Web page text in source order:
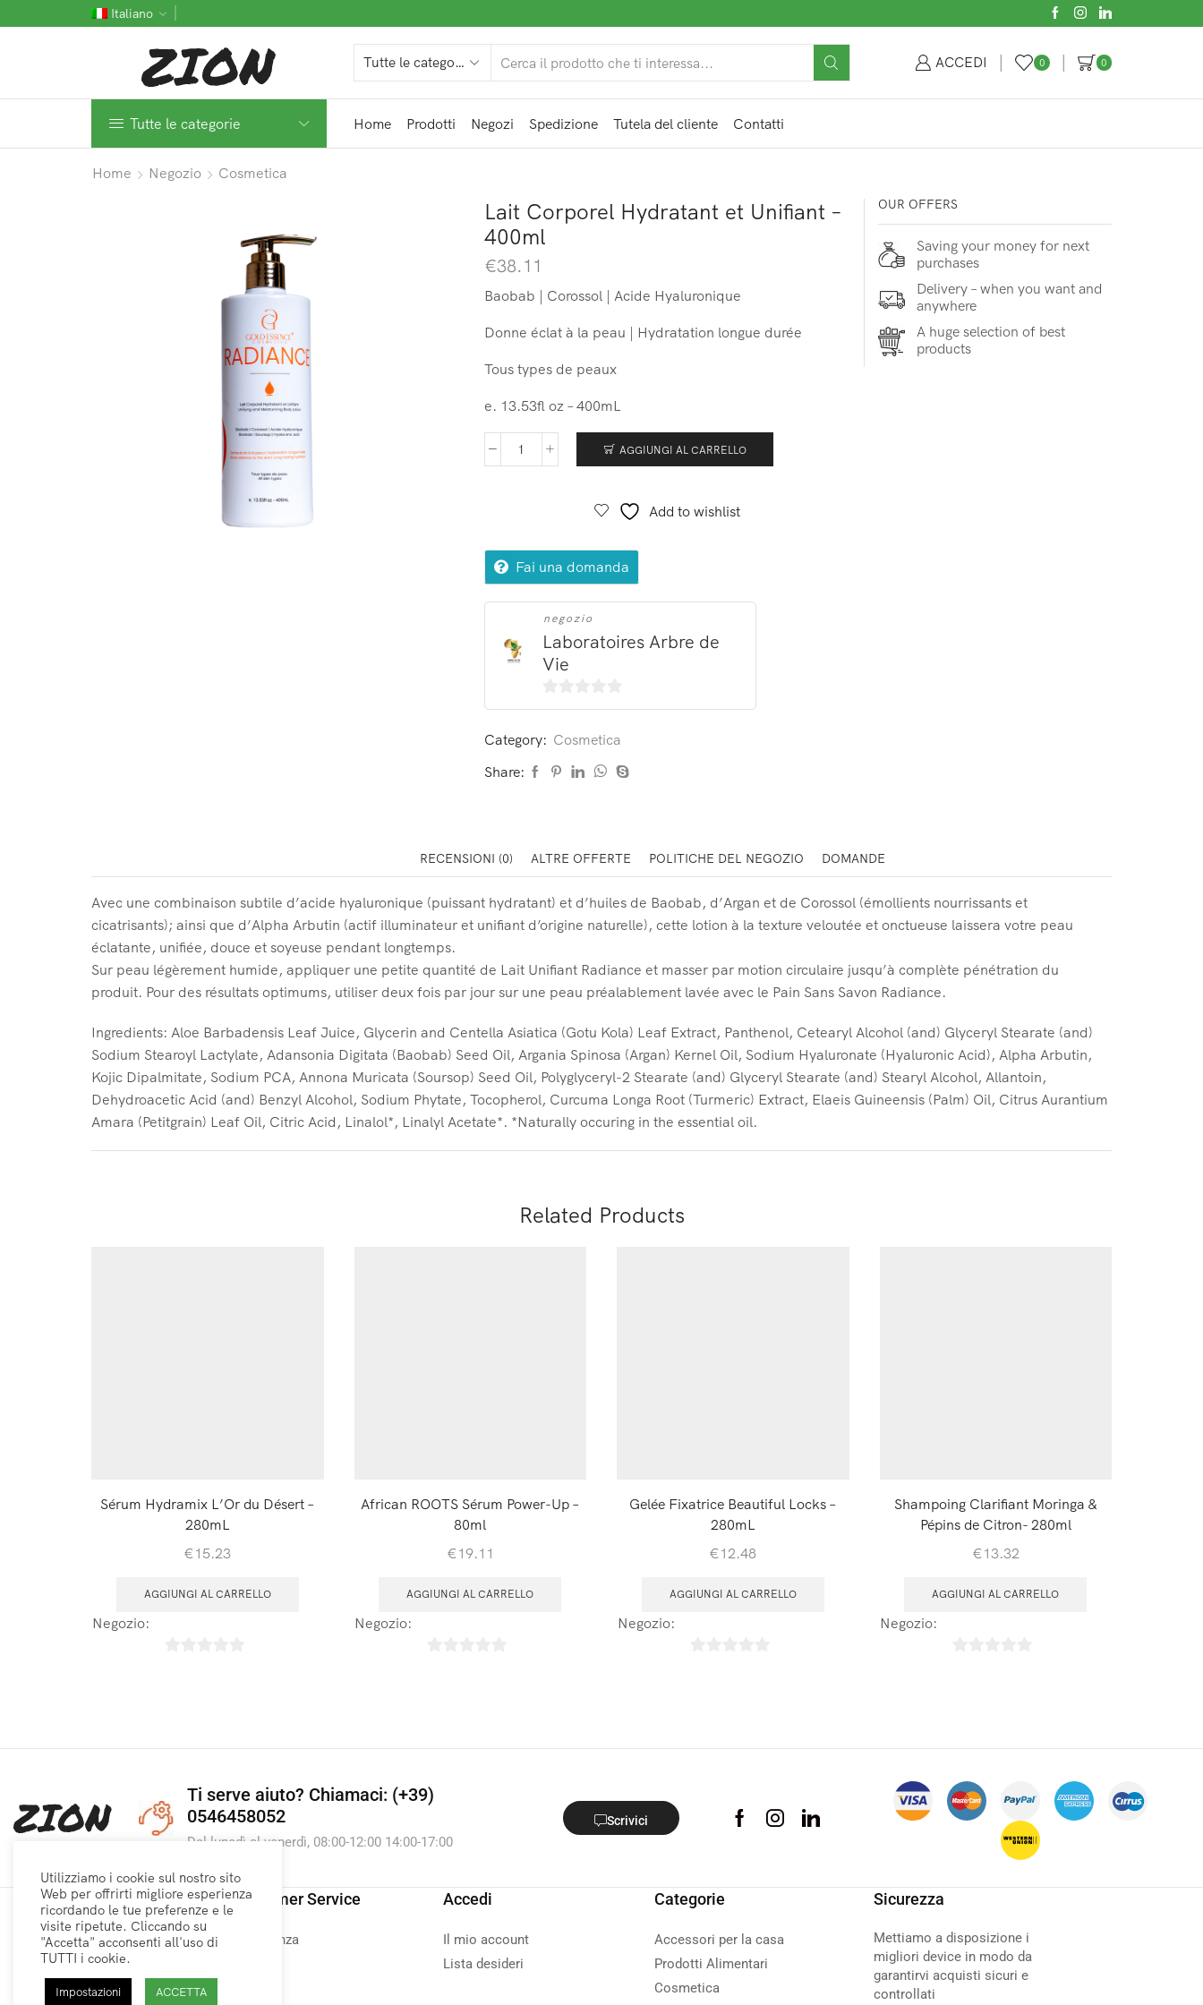
Italiano
ACCEDI 0 0
Tutte le categorie Home Prodotti Negozi Spedizione Tutela del cliente Contatti
Home Negozio Cosmetica
Lait Corporel Hydratant et Unifiant –
400ml
€38.11
Baobab | Corossol | Acide Hyaluronique
Donne éclat à la peau | Hydratation longue durée
Tous types de peaux
e. 13.53fl oz – 400mL
AGGIUNGI AL CARRELLO
Add to wishlist
Fai una domanda
negozio
Laboratoires Arbre de
Vie
0
Category: Cosmetica
Share:
OUR OFFERS
Saving your money for next
purchases
Delivery – when you want and
anywhere
A huge selection of best
products
RECENSIONI (0) ALTRE OFFERTE POLITICHE DEL NEGOZIO DOMANDE
Avec une combinaison subtile d’acide hyaluronique (puissant hydratant) et d’huiles de Baobab, d’Argan et de Corossol (émollients nourrissants et
cicatrisants); ainsi que d’Alpha Arbutin (actif illuminateur et unifiant d’origine naturelle), cette lotion à la texture veloutée et onctueuse laissera votre peau
éclatante, unifiée, douce et soyeuse pendant longtemps.
Sur peau légèrement humide, appliquer une petite quantité de Lait Unifiant Radiance et masser par motion circulaire jusqu’à complète pénétration du
produit. Pour des résultats optimums, utiliser deux fois par jour sur une peau préalablement lavée avec le Pain Sans Savon Radiance.
Ingredients: Aloe Barbadensis Leaf Juice, Glycerin and Centella Asiatica (Gotu Kola) Leaf Extract, Panthenol, Cetearyl Alcohol (and) Glyceryl Stearate (and)
Sodium Stearoyl Lactylate, Adansonia Digitata (Baobab) Seed Oil, Argania Spinosa (Argan) Kernel Oil, Sodium Hyaluronate (Hyaluronic Acid), Alpha Arbutin,
Kojic Dipalmitate, Sodium PCA, Annona Muricata (Soursop) Seed Oil, Polyglyceryl-2 Stearate (and) Glyceryl Stearate (and) Stearyl Alcohol, Allantoin,
Dehydroacetic Acid (and) Benzyl Alcohol, Sodium Phytate, Tocopherol, Curcuma Longa Root (Turmeric) Extract, Elaeis Guineensis (Palm) Oil, Citrus Aurantium
Amara (Petitgrain) Leaf Oil, Citric Acid, Linalol*, Linalyl Acetate*. *Naturally occuring in the essential oil.
Related Products
Sérum Hydramix L’Or du Désert –
280mL
€ 15.23
AGGIUNGI AL CARRELLO
Negozio:
African ROOTS Sérum Power-Up –
80ml
€ 19.11
AGGIUNGI AL CARRELLO
Negozio:
Gelée Fixatrice Beautiful Locks –
280mL
€ 12.48
AGGIUNGI AL CARRELLO
Negozio:
Shampoing Clarifiant Moringa &
Pépins de Citron- 280ml
€ 13.32
AGGIUNGI AL CARRELLO
Negozio:
Ti serve aiuto? Chiamaci: (+39)
0546458052
Dal lunedì al venerdì, 08:00-12:00 14:00-17:00
Scrivici
Link utili
Home
Privacy Policy
Spedizione
Customer Service
Assistenza
Accedi
Il mio account
Lista desideri
Categorie
Accessori per la casa
Prodotti Alimentari
Cosmetica
Sicurezza
Mettiamo a disposizione i
migliori device in modo da
garantirvi acquisti sicuri e
controllati
Utilizziamo i cookie sul nostro sito
Web per offrirti migliore esperienza
ricordando le tue preferenze e le
visite ripetute. Cliccando su
"Accetta" acconsenti all'uso di
TUTTI i cookie.
Impostazioni ACCETTA